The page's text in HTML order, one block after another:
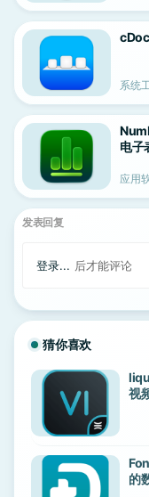
系统
电子
应用
发表回复
登录... 后才能评论
猜你喜欢
视
的